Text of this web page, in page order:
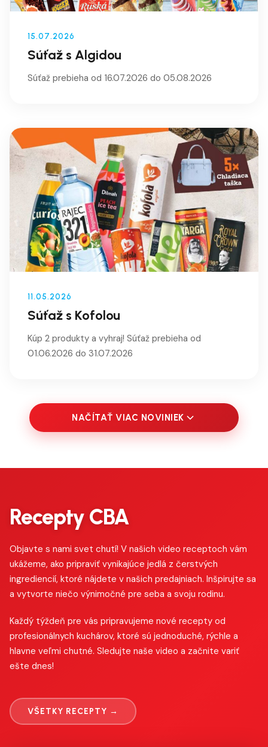
15.07.2026
Súťaž s Algidou
Súťaž prebieha od 16.07.2026 do 05.08.2026
11.05.2026
Súťaž s Kofolou
Kúp 2 produkty a vyhraj! Súťaž prebieha od
01.06.2026 do 31.07.2026
NAČÍTAŤ VIAC NOVINIEK
Recepty CBA
Objavte s nami svet chutí! V našich video receptoch vám
ukážeme, ako pripraviť vynikajúce jedlá z čerstvých
ingrediencií, ktoré nájdete v našich predajniach. Inšpirujte sa
a vytvorte niečo výnimočné pre seba a svoju rodinu.
Každý týždeň pre vás pripravujeme nové recepty od
profesionálnych kuchárov, ktoré sú jednoduché, rýchle a
hlavne veľmi chutné. Sledujte naše video a začnite variť
ešte dnes!
VŠETKY RECEPTY →